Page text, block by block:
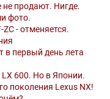
не продают. Нигде.
фото.
- отменяется.
в первый день лета
600. Но в Японии.
поколения Lexus NX!